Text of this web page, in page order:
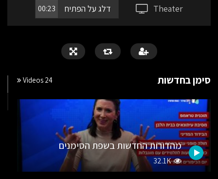
Theater דלג על הפתיח 00:23
סימן בחדשות 24 Videos
מהדורות החדשות בשפת הסימנים
32.1K